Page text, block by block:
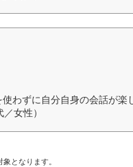
わずに自分自身の会話が楽
女性）
となります。